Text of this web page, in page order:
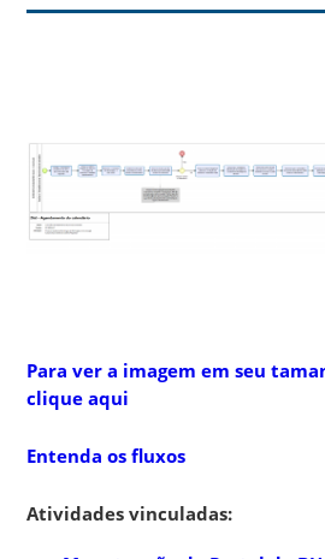
Para ver a imagem em seu
clique aqui
Entenda os fluxos
Atividades vinculadas: